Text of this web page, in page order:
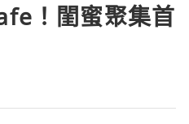
！閨蜜聚集首